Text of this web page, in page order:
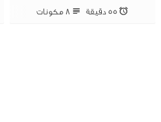
55 ‎دقيقة 8 ‎مكونات